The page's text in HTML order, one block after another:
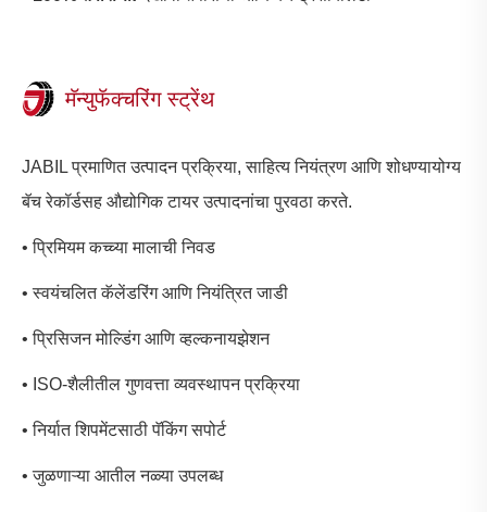
मॅन्युफॅक्चरिंग स्ट्रेंथ
JABIL प्रमाणित उत्पादन प्रक्रिया, साहित्य नियंत्रण आणि शोधण्यायोग्य
बॅच रेकॉर्डसह औद्योगिक टायर उत्पादनांचा पुरवठा करते.
• प्रिमियम कच्च्या मालाची निवड
• स्वयंचलित कॅलेंडरिंग आणि नियंत्रित जाडी
• प्रिसिजन मोल्डिंग आणि व्हल्कनायझेशन
• ISO-शैलीतील गुणवत्ता व्यवस्थापन प्रक्रिया
• निर्यात शिपमेंटसाठी पॅकिंग सपोर्ट
• जुळणाऱ्या आतील नळ्या उपलब्ध